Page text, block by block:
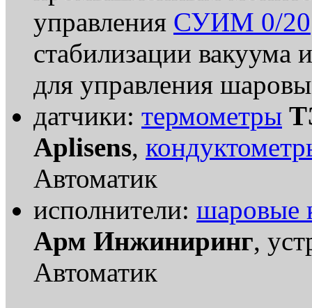
управления СУИМ 0/20
стабилизации
для управления
датчики: термометры
Aplisens,
Автоматик
исполнители: шаровые
Арм Инжиниринг,
Автоматик